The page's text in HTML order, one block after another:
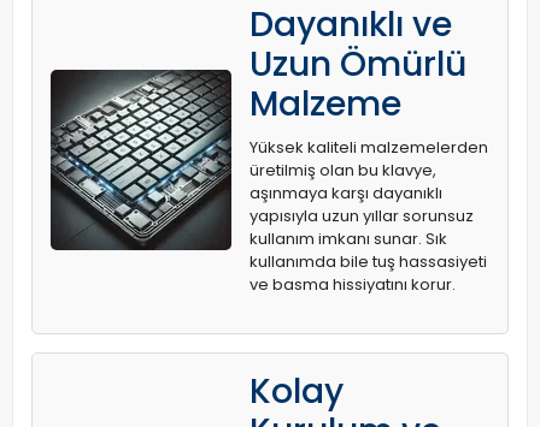
Dayanıklı ve
Uzun Ömürlü
Malzeme
Yüksek kaliteli malzemelerden
üretilmiş olan bu klavye,
aşınmaya karşı dayanıklı
yapısıyla uzun yıllar sorunsuz
kullanım imkanı sunar. Sık
kullanımda bile tuş hassasiyeti
ve basma hissiyatını korur.
Kolay